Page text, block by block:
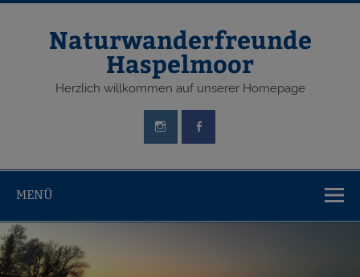
Zum
Naturwanderfreunde
Haspelmoor
Herzlich willkommen auf unserer Homepage
MENÜ